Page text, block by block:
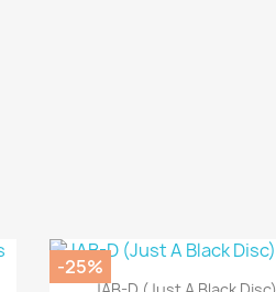
Aperçu rapide
-25%